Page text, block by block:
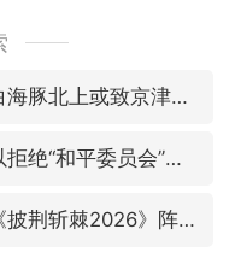
白海豚北上或致京津冀暴雨
以拒绝“和平委员会”的加沙和平计划
《披荆斩棘2026》阵容官宣